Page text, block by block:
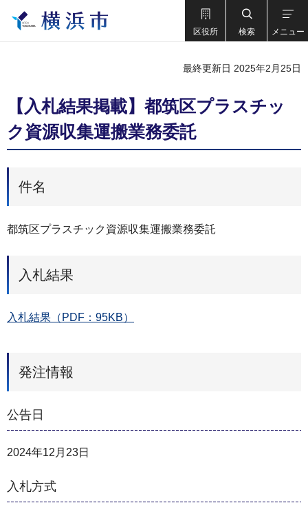
区役所 検索 メニュー
最終更新日 2025年2月25日
【入札結果掲載】都筑区プラスチッ
ク資源収集運搬業務委託
件名
都筑区プラスチック資源収集運搬業務委託
入札結果
入札結果（PDF：95KB）
発注情報
公告日
2024年12月23日
入札方式